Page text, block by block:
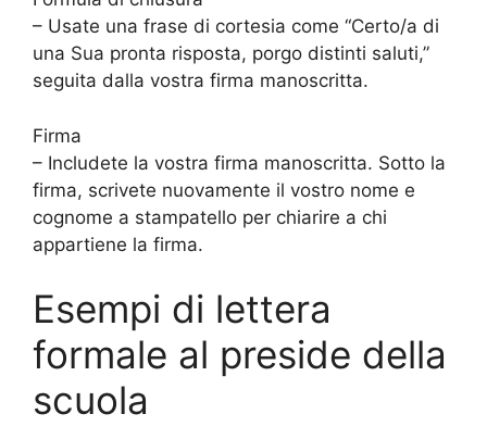
– Usate una frase di cortesia come “Certo/a di
una Sua pronta risposta, porgo distinti saluti,”
seguita dalla vostra firma manoscritta.
Firma
– Includete la vostra firma manoscritta. Sotto la
firma, scrivete nuovamente il vostro nome e
cognome a stampatello per chiarire a chi
appartiene la firma.
Esempi di lettera
formale al preside della
scuola